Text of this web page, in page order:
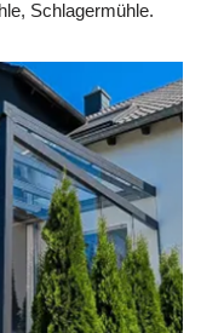
Schlagermühle.